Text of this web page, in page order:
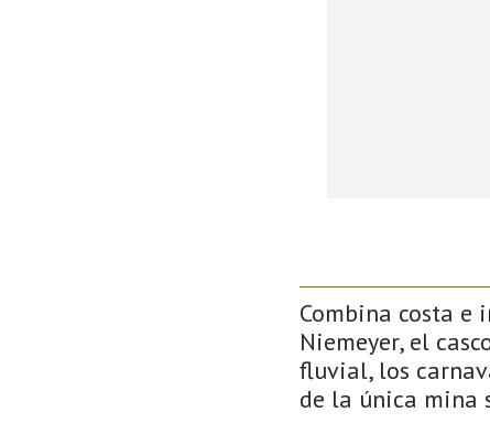
Combina costa e
Niemeyer, el
fluvial, los
de la única mina